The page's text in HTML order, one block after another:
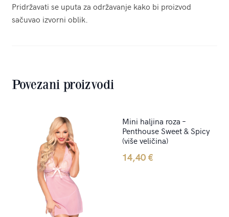
Pridržavati se uputa za održavanje kako bi proizvod
sačuvao izvorni oblik.
Povezani proizvodi
Mini haljina roza –
Penthouse Sweet & Spicy
(više veličina)
14,40€